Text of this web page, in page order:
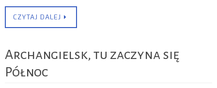
CZYTAJ DALEJ
Archangielsk, tu zaczyna się
Północ